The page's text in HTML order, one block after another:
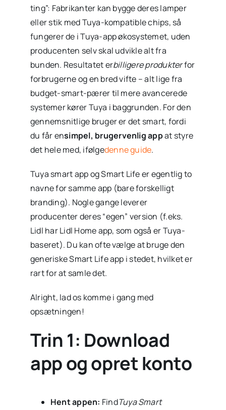
ting”: Fabrikanter kan bygge deres lamper
eller stik med Tuya-kompatible chips, så
fungerer de i Tuya-app økosystemet, uden
producenten selv skal udvikle alt fra
bunden. Resultatet erbilligere produkterfor
forbrugerne og en bred vifte – alt lige fra
budget-smart-pærer til mere avancerede
systemer kører Tuya i baggrunden. For den
gennemsnitlige bruger er det smart, fordi
du får ensimpel, brugervenlig appat styre
det hele med, ifølgedenne guide.
Tuya smart app og Smart Life er egentlig to
navne for samme app (bare forskelligt
branding). Nogle gange leverer
producenter deres “egen” version (f.eks.
Lidl har Lidl Home app, som også er Tuya-
baseret). Du kan ofte vælge at bruge den
generiske Smart Life app i stedet, hvilket er
rart for at samle det.
Alright, lad os komme i gang med
opsætningen!
Trin 1: Download
app og opret konto
Hent appen: FindTuya Smart